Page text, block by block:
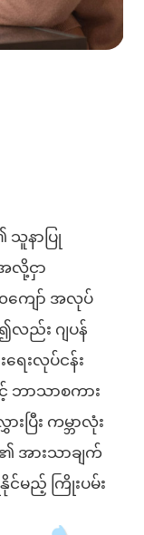
ါ
ပ်ဝင်
ကျင်လုပ်သား” သို့
င်ငံကို
ပ်ဝင်
ျင်လုပ်သား” သို့
ပ်ဝင်
ကျင်လုပ်သား” သို့
ါ
ပ်ဝင်
ကျင်လုပ်သား” သို့
င်ငံကို
ပ်ဝင်
ျင်လုပ်သား” သို့
ပ်ဝင်
ကျင်လုပ်သား” သို့
ါ
ပ်ဝင်
ကျင်လုပ်သား” သို့
င်ငံကို
ပ်ဝင်
ျင်လုပ်သား” သို့
ပ်ဝင်
ကျင်လုပ်သား” သို့
သူနာပြု
လို့ငှာ
ကျော် အလုပ်
ည်း ဂျပန်
ေးလုပ်ငန်း
ဘာသာစကား
ပြီး ကမ္ဘာလုံး
အားသာချက်
င်မည့် ကြိုးပမ်း